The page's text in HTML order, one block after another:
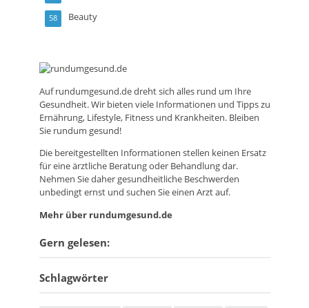
Beauty
58
Aufrundumgesund.dedreht sich alles rund um Ihre
Gesundheit. Wir bieten viele Informationen und Tipps zu
Ernährung, Lifestyle, Fitness und Krankheiten. Bleiben
Sie rundum gesund!
Die bereitgestellten Informationen stellen keinen Ersatz
für eine ärztliche Beratung oder Behandlung dar.
Nehmen Sie daher gesundheitliche Beschwerden
unbedingt ernst und suchen Sie einen Arzt auf.
Mehr über rundumgesund.de
Gern gelesen:
Schlagwörter